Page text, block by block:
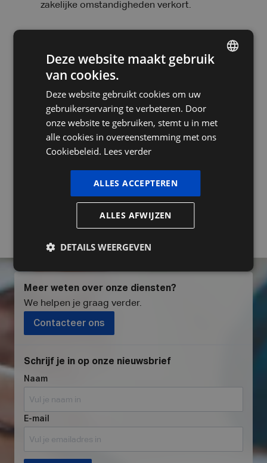
zakelijke omstandigheden verkort.
De digital tranformation experts van PIA Group
maatkoppeling. Dit kan een bestaande oplossing zijn
die standaard op de markt te vinden is. Maar als de
specifieke situatie van jouw bedrijf dat vraagt, kunnen
we ook een op oplossing op maat ontwikkelen. De
Maak een afspraak
Meer weten over onze diensten?
We helpen je graag verder.
Contacteer ons
Schrijf je in op onze nieuwsbrief
Naam
E-mail
Deze website maakt gebruik
van cookies.
Deze website gebruikt cookies om uw
gebruikerservaring te verbeteren. Door
onze website te gebruiken, stemt u in met
alle cookies in overeenstemming met ons
Cookiebeleid. Lees verder
ALLES ACCEPTEREN
ALLES AFWIJZEN
DETAILS WEERGEVEN